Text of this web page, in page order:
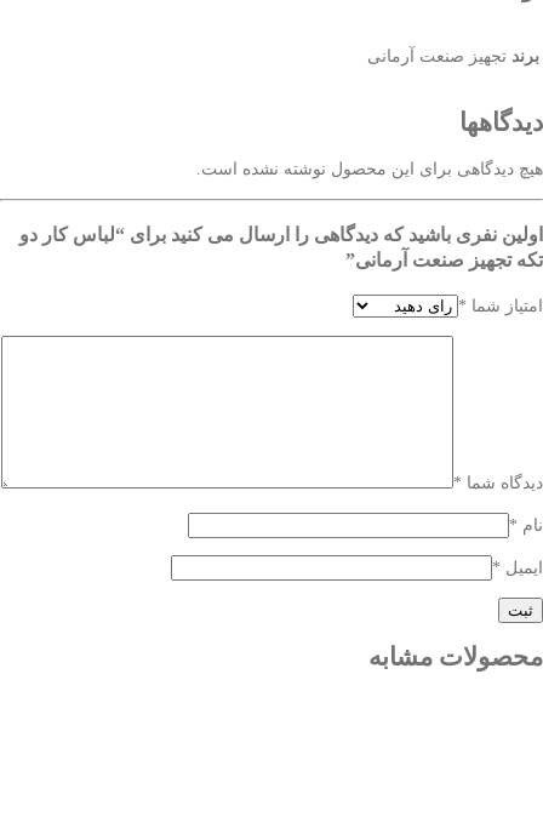
برند تجهیز صنعت آرمانی
دیدگاهها
هیچ دیدگاهی برای این محصول نوشته نشده است.
اولین نفری باشید که دیدگاهی را ارسال می کنید برای “لباس کار دو
تکه تجهیز صنعت آرمانی”
امتیاز شما *
دیدگاه شما *
نام *
ایمیل *
محصولات مشابه